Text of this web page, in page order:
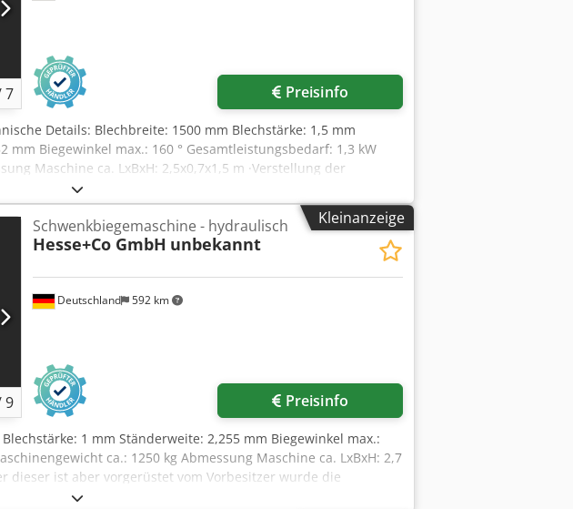
7 Preisinfo
Details: Blechbreite: 1500 mm Blechstärke: 1,5 mm
mm Biegewinkel max.: 160 ° Gesamtleistungsbedarf: 1,3 kW
Maschine ca. LxBxH: 2,5x0,7x1,5 m ·Verstellung der
Unterwange 60/60mm motorisch ·Biegekante bis max.
Hinteranschlag - Nachrüstung möglich ·manuelles Zählwerk
Biegewinkel laut Vorbesitzer 130°. Zubehör: ·1 Satz Werkzeug
Kleinanzeige
9
Deutschland 592 km
Schwenkbiegemaschine - hydraulisch
Hesse+Co GmbH unbekannt
Preisinfo
1 mm Ständerweite: 2,255 mm Biegewinkel max.:
ca.: 1250 kg Abmessung Maschine ca. LxBxH: 2,7
dieser ist aber vorgerüstet vom Vorbesitzer wurde die
höher geht nur bei zurückbau für Automatikbetrieb fehlt